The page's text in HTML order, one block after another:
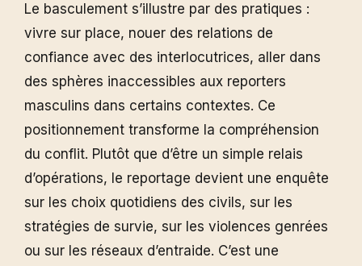
Le basculement s’illustre par des pratiques :
vivre sur place, nouer des relations de
confiance avec des interlocutrices, aller dans
des sphères inaccessibles aux reporters
masculins dans certains contextes. Ce
positionnement transforme la compréhension
du conflit. Plutôt que d’être un simple relais
d’opérations, le reportage devient une enquête
sur les choix quotidiens des civils, sur les
stratégies de survie, sur les violences genrées
ou sur les réseaux d’entraide. C’est une